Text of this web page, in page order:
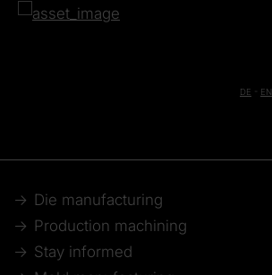
DE EN
Die manufacturing
Production machining
Stay informed